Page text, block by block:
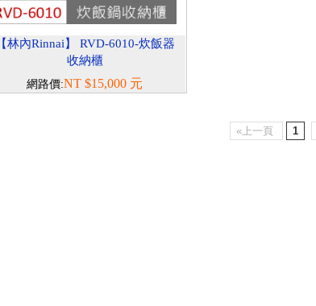
【林內Rinnai】 RVD-6010-炊飯器
收納櫃
網路價:NT $15,000 元
«上一頁 1